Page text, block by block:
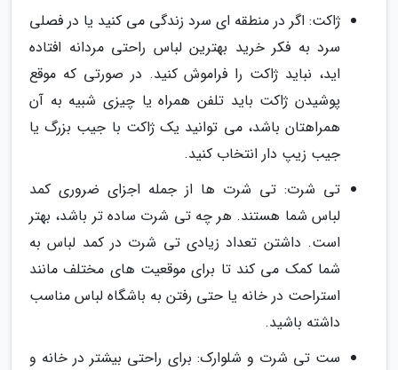
ژاکت: اگر در منطقه ای سرد زندگی می کنید یا در فصلی
سرد به فکر خرید بهترین لباس راحتی مردانه افتاده
اید، نباید ژاکت را فراموش کنید. در صورتی که موقع
پوشیدن ژاکت باید تلفن همراه یا چیزی شبیه به آن
همراهتان باشد، می توانید یک ژاکت با جیب بزرگ یا
جیب زیپ دار انتخاب کنید.
تی شرت: تی شرت ها از جمله اجزای ضروری کمد
لباس شما هستند. هر چه تی شرت ساده تر باشد، بهتر
است. داشتن تعداد زیادی تی شرت در کمد لباس به
شما کمک می کند تا برای موقعیت های مختلف مانند
استراحت در خانه یا حتی رفتن به باشگاه لباس مناسب
داشته باشید.
ست تی شرت و شلوارک: برای راحتی بیشتر در خانه و